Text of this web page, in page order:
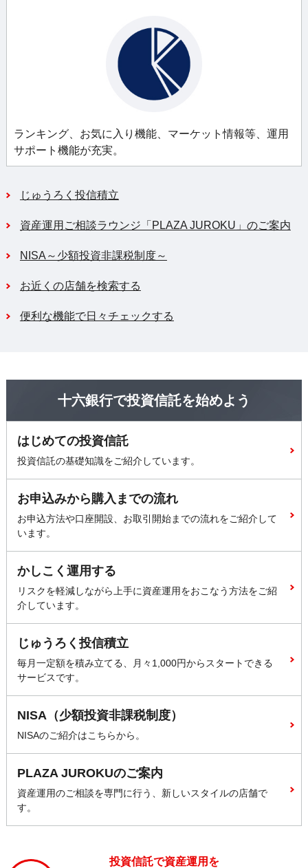
ランキング、お気に入り機能、マーケット情報等、運用
サポート機能が充実。
じゅうろく投信積立
資産運用ご相談ラウンジ「PLAZA JUROKU」のご案内
NISA～少額投資非課税制度～
お近くの店舗を検索する
便利な機能で日々チェックする
十六銀行で投資信託を始めよう
はじめての投資信託
投資信託の基礎知識をご紹介しています。
お申込みから購入までの流れ
お申込方法や口座開設、お取引開始までの流れをご紹介して
います。
かしこく運用する
リスクを軽減しながら上手に資産運用をおこなう方法をご紹
介しています。
じゅうろく投信積立
毎月一定額を積み立てる、月々1,000円からスタートできる
サービスです。
NISA（少額投資非課税制度）
NISAのご紹介はこちらから。
PLAZA JUROKUのご案内
資産運用のご相談を専門に行う、新しいスタイルの店舗で
す。
投資信託で資産運用を